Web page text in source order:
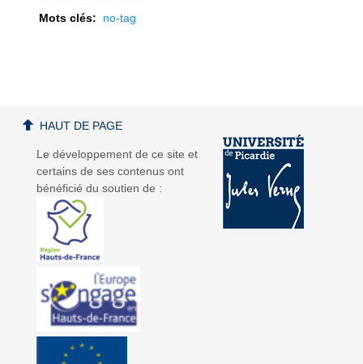
vv
Mots clés: no-tag
Le développement de ce site et
certains de ses contenus ont
bénéficié du soutien de :
HAUT DE PAGE